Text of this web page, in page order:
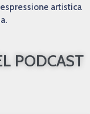
artistica
PODCAST